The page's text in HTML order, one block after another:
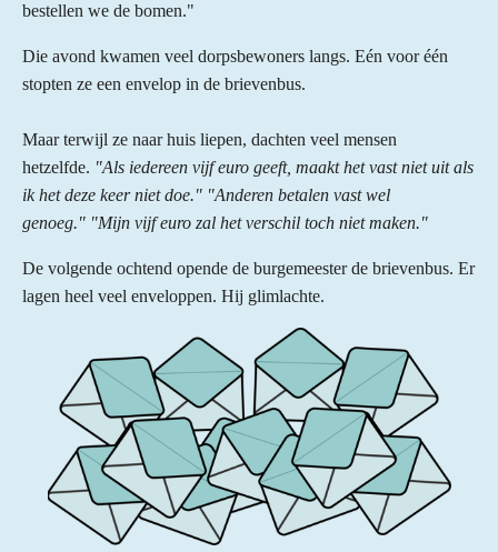
bestellen we de bomen."
Die avond kwamen veel dorpsbewoners langs. Eén voor één
stopten ze een envelop in de brievenbus.
Maar terwijl ze naar huis liepen, dachten veel mensen
hetzelfde. "Als iedereen vijf euro geeft, maakt het vast niet uit als
ik het deze keer niet doe." "Anderen betalen vast wel
genoeg." "Mijn vijf euro zal het verschil toch niet maken."
De volgende ochtend opende de burgemeester de brievenbus. Er
lagen heel veel enveloppen. Hij glimlachte.